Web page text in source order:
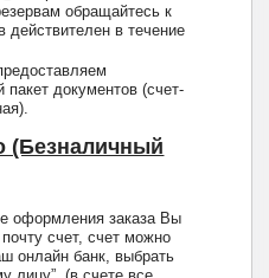
обращайтесь к
в течение
документов (счет-
(Безналичный
оформления заказа Вы
счет, счет можно
онлайн банк, выбрать